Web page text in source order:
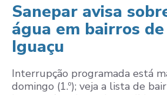
Sanepar avisa
água em bairros
Iguaçu
Interrupção programada está
domingo (1.º); veja a lista de